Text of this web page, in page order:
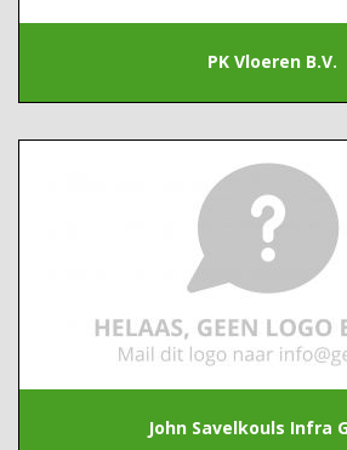
PK Vloeren B.V.
John Savelkouls Infra